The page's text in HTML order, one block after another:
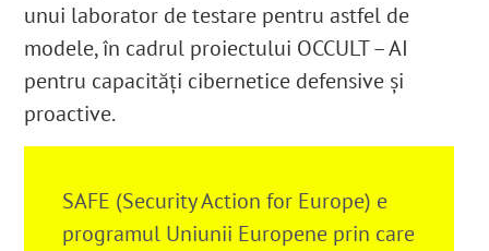
unui laborator de testare pentru astfel de
modele, în cadrul proiectului OCCULT – AI
pentru capacități cibernetice defensive și
proactive.
SAFE (Security Action for Europe) e
programul Uniunii Europene prin care